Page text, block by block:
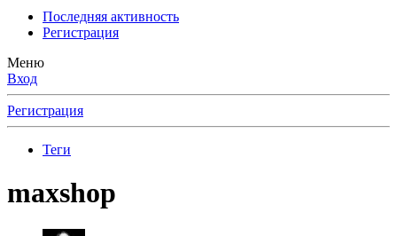
Последняя активность
Регистрация
Меню
Вход
Регистрация
Теги
maxshop